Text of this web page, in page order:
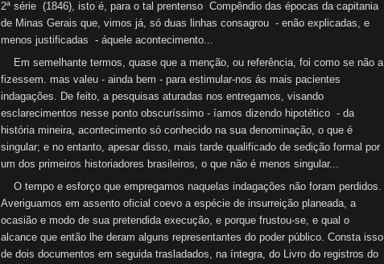
2ª série (1846), isto é, para o tal prentenso Compêndio das épocas da capitania
de Minas Gerais que, vimos já, só duas linhas consagrou - enão explicadas, e
menos justificadas - áquele acontecimento...
Em semelhante termos, quase que a menção, ou referência, foi como se não a
fizessem. mas valeu - ainda bem - para estimular-nos ás mais pacientes
indagações. De feito, a pesquisas aturadas nos entregamos, visando
esclarecimentos nesse ponto obscuríssimo - íamos dizendo hipotético - da
história mineira, acontecimento só conhecido na sua denominação, o que é
singular; e no entanto, apesar disso, mais tarde qualificado de sedição formal por
um dos primeiros historiadores brasileiros, o que não é menos singular...
O tempo e esforço que empregamos naquelas indagações não foram perdidos.
Averiguamos em assento oficial coevo a espécie de insurreição planeada, a
ocasião e modo de sua pretendida execução, e porque frustou-se, e qual o
alcance que então lhe deram alguns representantes do poder público. Consta isso
de dois documentos em seguida trasladados, na íntegra, do Livro do registros do